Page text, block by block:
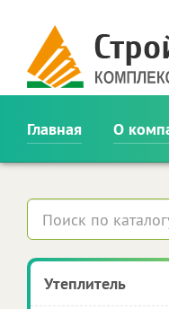
Главная О
Утеплитель